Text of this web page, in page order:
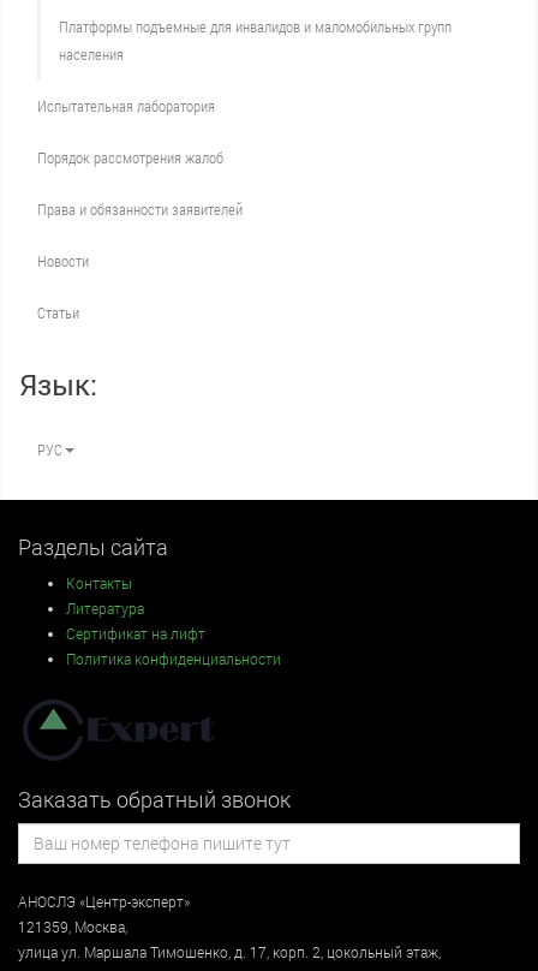
Платформы подъемные для инвалидов и маломобильных групп
населения
Испытательная лаборатория
Порядок рассмотрения жалоб
Права и обязанности заявителей
Новости
Статьи
Язык:
РУС
Разделы сайта
Контакты
Литература
Сертификат на лифт
Политика конфиденциальности
Заказать обратный звонок
АНОСЛЭ «Центр-эксперт»
121359 Москва
улицаул. Маршала Тимошенко, д. 17, корп. 2, цокольный этаж